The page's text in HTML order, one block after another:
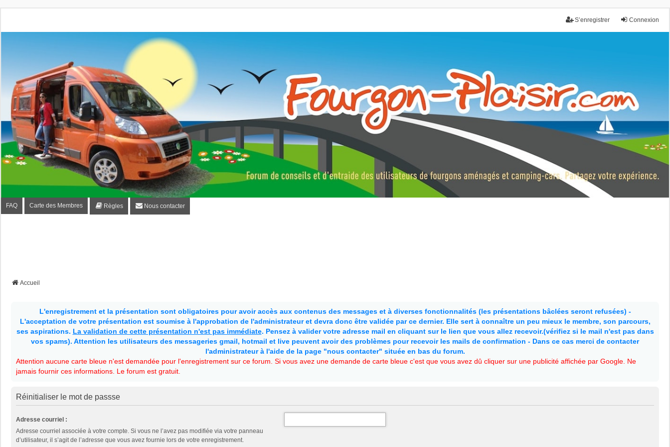
Connexion
S’enregistrer
Fourgon-plaisir.com
Forum de conseils et d'entraide des utilisateurs de fourgons, fourgons aménagés, vans et de camping-car. Partagez votre expérience.
FAQ Carte des Membres Règles Nous contacter
Accueil
L'enregistrement et la présentation sont obligatoires pour avoir accès aux contenus des messages et à diverses fonctionnalités (les présentations bâclées seront refusées) -
L'acceptation de votre présentation est soumise à l'approbation de l'administrateur et devra donc être validée par ce dernier. Elle sert à connaître un peu mieux le membre, son parcours,
ses aspirations. La validation de cette présentation n'est pas immédiate. Pensez à valider votre adresse mail en cliquant sur le lien que vous allez recevoir.(vérifiez si le mail n'est pas dans
vos spams). Attention les utilisateurs des messageries gmail, hotmail et live peuvent avoir des problèmes pour recevoir les mails de confirmation - Dans ce cas merci de contacter
l'administrateur à l'aide de la page "nous contacter" située en bas du forum.
Attention aucune carte bleue n'est demandée pour l'enregistrement sur ce forum. Si vous avez une demande de carte bleue c'est que vous avez dû cliquer sur une publicité affichée par Google. Ne
jamais fournir ces informations. Le forum est gratuit.
Réinitialiser le mot de passse
Adresse courriel :
Adresse courriel associée à votre compte. Si vous ne l’avez pas modifiée via votre panneau
d’utilisateur, il s’agit de l’adresse que vous avez fournie lors de votre enregistrement.